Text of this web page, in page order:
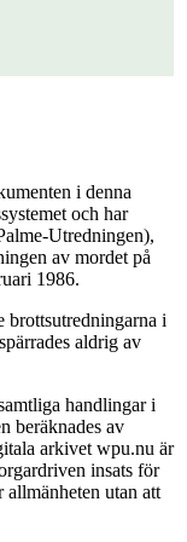
i denna
och har
Utredningen),
av mordet på
1986.
brottsutredningarna i
aldrig av
handlingar i
beräknades av
arkivet wpu.nu är
insats för
utan att